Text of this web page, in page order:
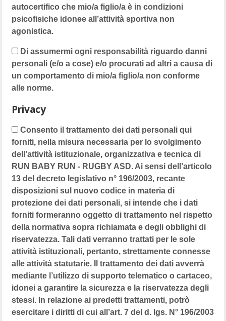
autocertifico che mio/a figlio/a è in condizioni
psicofisiche idonee all’attività sportiva non
agonistica.
Di assumermi ogni responsabilità riguardo danni
personali (e/o a cose) e/o procurati ad altri a causa di
un comportamento di mio/a figlio/a non conforme
alle norme.
Privacy
Consento il trattamento dei dati personali qui
forniti, nella misura necessaria per lo svolgimento
dell’attività istituzionale, organizzativa e tecnica di
RUN BABY RUN - RUGBY ASD. Ai sensi dell’articolo
13 del decreto legislativo n° 196/2003, recante
disposizioni sul nuovo codice in materia di
protezione dei dati personali, si intende che i dati
forniti formeranno oggetto di trattamento nel rispetto
della normativa sopra richiamata e degli obblighi di
riservatezza. Tali dati verranno trattati per le sole
attività istituzionali, pertanto, strettamente connesse
alle attività statutarie. Il trattamento dei dati avverrà
mediante l’utilizzo di supporto telematico o cartaceo,
idonei a garantire la sicurezza e la riservatezza degli
stessi. In relazione ai predetti trattamenti, potrò
esercitare i diritti di cui all’art. 7 del d. lgs. N° 196/2003